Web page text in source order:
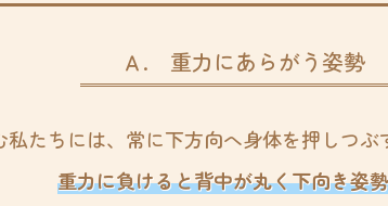
Ａ. 重力にあらがう姿勢
たちには、 常に下方向へ身体を押しつぶ
重力に負けると背中が丸く下向き姿